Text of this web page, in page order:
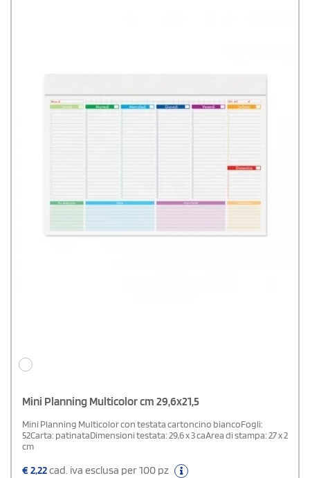
Mini Planning Multicolor cm 29,6x21,5
Mini Planning Multicolor con testata cartoncino biancoFogli:
52Carta: patinataDimensioni testata: 29,6 x 3 caArea di stampa: 27 x 2
cm
€2,22cad. iva esclusa per 100 pz